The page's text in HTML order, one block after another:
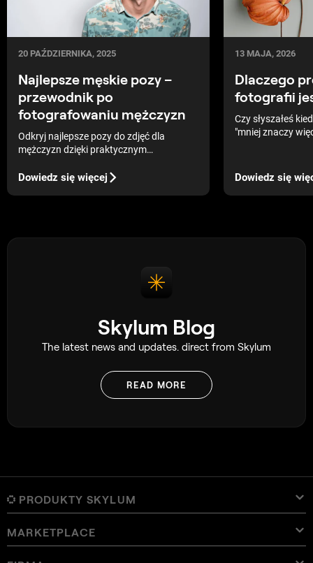
20 PAŹDZIERNIKA, 2025
Najlepsze męskie pozy –
przewodnik po
fotografowaniu mężczyzn
Odkryj najlepsze pozy do zdjęć dla
mężczyzn dzięki praktycznym
naturalnie i pewnie przed obiektywem.
Dowiedz się więcej
13 MAJA, 2026
Dlaczego
fotografii
Czy słyszałeś
"mniej znaczy
sport uprawiają.
robiąc więcej,
Jednak przez
Dowiedz się
Skylum Blog
The latest news and updates. direct from Skylum
READ MORE
PRODUKTY SKYLUM
Luminar Neo
MARKETPLACE